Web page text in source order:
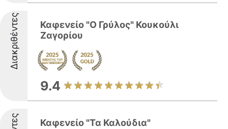
Διακριθέντες
Καφενείο "Ο Γρύλος" Κουκούλι
Ζαγορίου
9.4
Καφενείο "Τα Καλούδια"